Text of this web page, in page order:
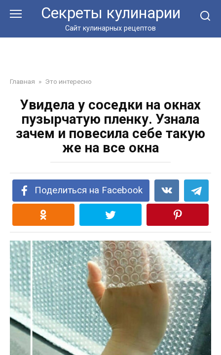
Секреты кулинарии
Сайт кулинарных рецептов
Главная » Это интересно
Увидела у соседки на окнах
пузырчатую пленку. Узнала
зачем и повесила себе такую
же на все окна
Поделиться на Facebook